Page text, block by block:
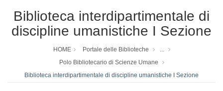
Biblioteca interdipartimentale di
discipline umanistiche I Sezione
HOME Portale delle Biblioteche
...
Polo Bibliotecario di Scienze Umane
Biblioteca interdipartimentale di discipline umanistiche I Sezione